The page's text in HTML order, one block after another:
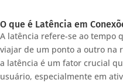
O que é Latência em
A latência refere-se ao tempo
viajar de um ponto a outro na
a latência é um fator crucial
usuário, especialmente em